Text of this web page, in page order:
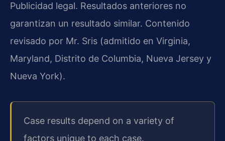
Publicidad legal. Resultados anteriores no
garantizan un resultado similar. Contenido
revisado por Mr. Sris (admitido en Virginia,
Maryland, Distrito de Columbia, Nueva Jersey y
Nueva York).
Case results depend on a variety of
factors unique to each case.